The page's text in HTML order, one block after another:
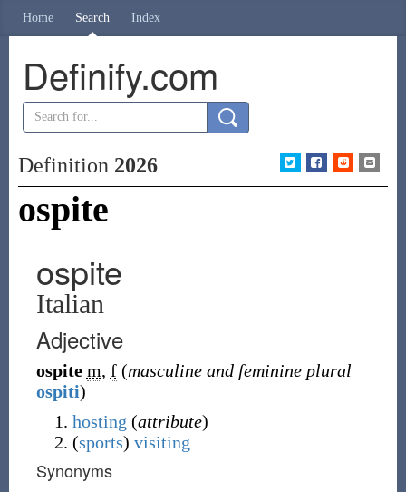
Home Search Index
Definify.com
Definition 2026
ospite
ospite
Italian
Adjective
ospite m, f (masculine and feminine plural
ospiti)
hosting (attribute)
(sports) visiting
Synonyms